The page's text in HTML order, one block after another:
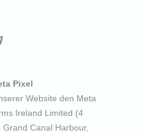
Pixel
Website den Meta
Ireland Limited (4
Canal Harbour,